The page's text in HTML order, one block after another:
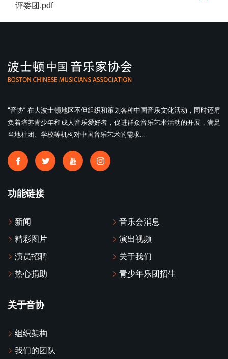
评委团.pdf
“音协” 在大波士顿地区不但组织和策划各种中国音乐文化活动，同时还肩
负着培养青少年和成人音乐爱好者，促进群众音乐艺术活动的开展，满足
当地社团、学校等机构对中国音乐艺术的需求...
功能链接
新闻
音乐会消息
精彩图片
演出视频
演员招聘
关于我们
热心捐助
青少年乐团招生
关于音协
组织架构
我们的团队